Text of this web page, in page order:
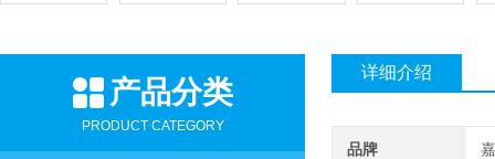
产品分类
PRODUCT CATEGORY
详细介绍
品牌